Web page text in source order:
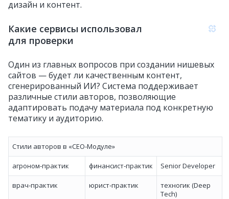
дизайн и контент.
Какие сервисы использовал
для проверки
Один из главных вопросов при создании нишевых
сайтов — будет ли качественным контент,
сгенерированный ИИ? Система поддерживает
различные стили авторов, позволяющие
адаптировать подачу материала под конкретную
тематику и аудиторию.
Стили авторов в «CЕО‑Модуле»
агроном‑практик финансист‑практик Senior Developer
врач‑практик юрист‑практик
техногик (Deep
Tech)